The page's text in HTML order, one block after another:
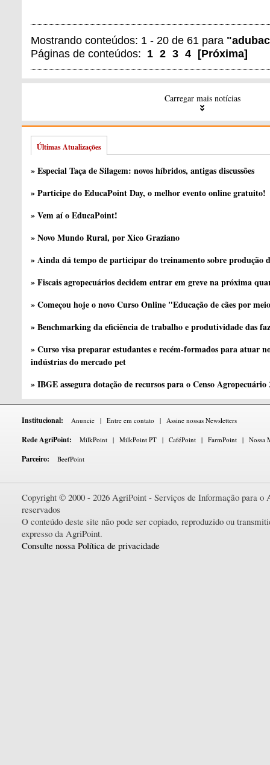
Mostrando conteúdos: 1 - 20 de 61 para
Páginas de conteúdos: 1 2 3 4 [Próxima]
Carregar mais notícias
Últimas Atualizações
» Especial Taça de Silagem: novos híbridos, antigas discussões
» Participe do EducaPoint Day, o melhor evento online gratuito!
» Vem aí o EducaPoint!
» Novo Mundo Rural, por Xico Graziano
» Ainda dá tempo de participar do treinamento sobre produção
» Fiscais agropecuários decidem entrar em greve na próxima
» Começou hoje o novo Curso Online "Educação de cães por
» Benchmarking da eficiência de trabalho e produtividade das
» Curso visa preparar estudantes e recém-formados para atuar
indústrias do mercado pet
» IBGE assegura dotação de recursos para o Censo Agropecuário
Institucional: Anuncie | Entre em contato | Assine nossas Newsletters
Rede AgriPoint: MilkPoint | MilkPoint PT | CaféPoint | FarmPoint | Nossa
Parceiro: BeefPoint
Copyright © 2000 - 2026 AgriPoint - Serviços de Informação para o
reservados
O conteúdo deste site não pode ser copiado, reproduzido ou
expresso da AgriPoint.
Consulte nossa Política de privacidade